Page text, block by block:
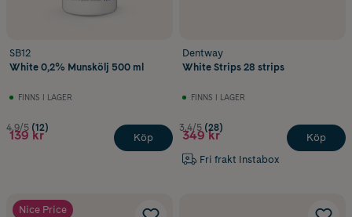
SB12
White 0,2% Munskölj 500 ml
FINNS I LAGER
4.9/5 (12)
139 kr Köp
Dentway
White Strips 28 strips
FINNS I LAGER
3.4/5 (28)
349 kr
Fri frakt Instabox
Köp
Nice Price